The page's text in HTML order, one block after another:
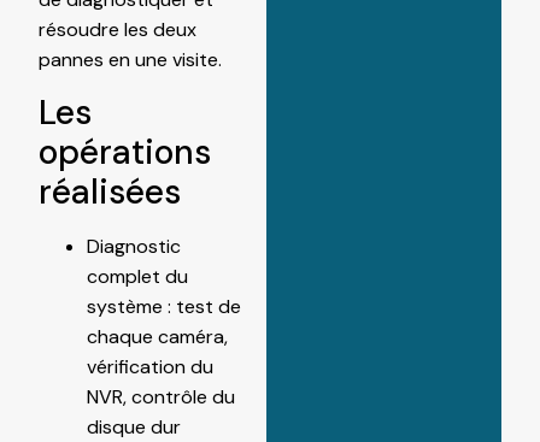
résoudre les deux
pannes en une visite.
Les
opérations
réalisées
Diagnostic
complet du
système : test de
chaque caméra,
vérification du
NVR, contrôle du
disque dur